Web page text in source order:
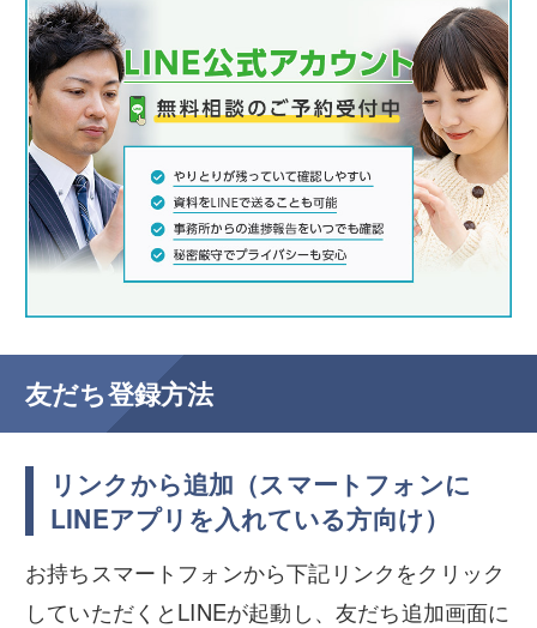
弁護士費用
解決までの流れ
お客様の声
事務所概要/アクセス
メール相談はこちら
LINE相談はこちら
友だち登録方法
リンクから追加（スマートフォンに
LINEアプリを入れている方向け）
お持ちスマートフォンから下記リンクをクリック
していただくとLINEが起動し、友だち追加画面に